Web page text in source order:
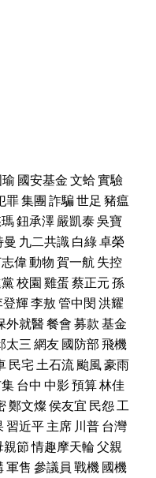
國安基金文蛤實驗
罪集團詐騙世足 豬瘟
鈕承澤嚴凱泰吳寶
曼 九二共識白綠卓榮
偉動物賀一航失控
校園雞蛋蔡正元孫
登輝李敖管中閔洪耀
外就醫餐會募款基金
太三網友國防部飛機
民宅土石流颱風豪雨
台中 中影預算林佳
鄭文燦侯友宜 民怨工
習近平主席 川普台灣
親節情趣摩天輪父親
軍售 參議員 戰機國機